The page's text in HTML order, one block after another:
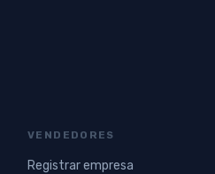
VENDEDORES
Registrar empresa